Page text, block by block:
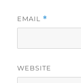
EMAIL *
WEBSITE